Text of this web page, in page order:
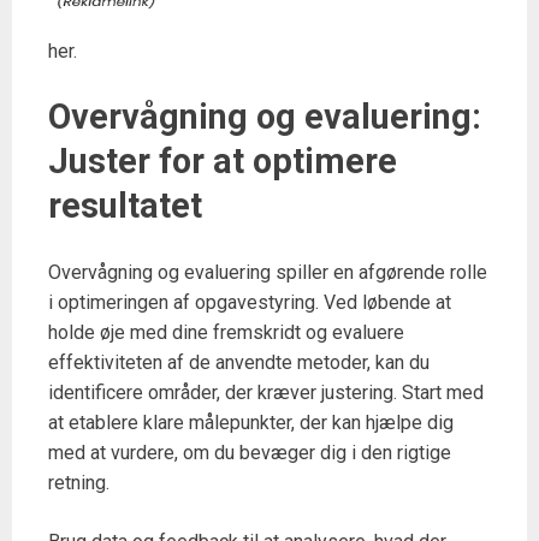
her.
Overvågning og evaluering:
Juster for at optimere
resultatet
Overvågning og evaluering spiller en afgørende rolle
i optimeringen af opgavestyring. Ved løbende at
holde øje med dine fremskridt og evaluere
effektiviteten af de anvendte metoder, kan du
identificere områder, der kræver justering. Start med
at etablere klare målepunkter, der kan hjælpe dig
med at vurdere, om du bevæger dig i den rigtige
retning.